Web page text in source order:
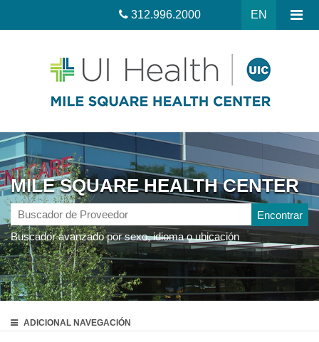
EN
312.996.2000
MILE SQUARE HEALTH CENTER
Buscador
de
Proveedor
Buscador avanzado por sexo, idioma o ubicación
ADICIONAL NAVEGACIÓN